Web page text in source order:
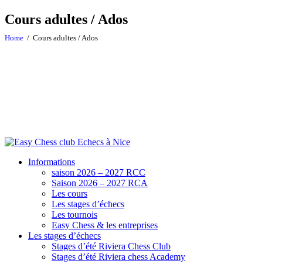
Cours adultes / Ados
Home Cours adultes / Ados
Informations
saison 2026 – 2027 RCC
Saison 2026 – 2027 RCA
Les cours
Les stages d’échecs
Les tournois
Easy Chess & les entreprises
Les stages d’échecs
Stages d’été Riviera Chess Club
Stages d’été Riviera chess Academy